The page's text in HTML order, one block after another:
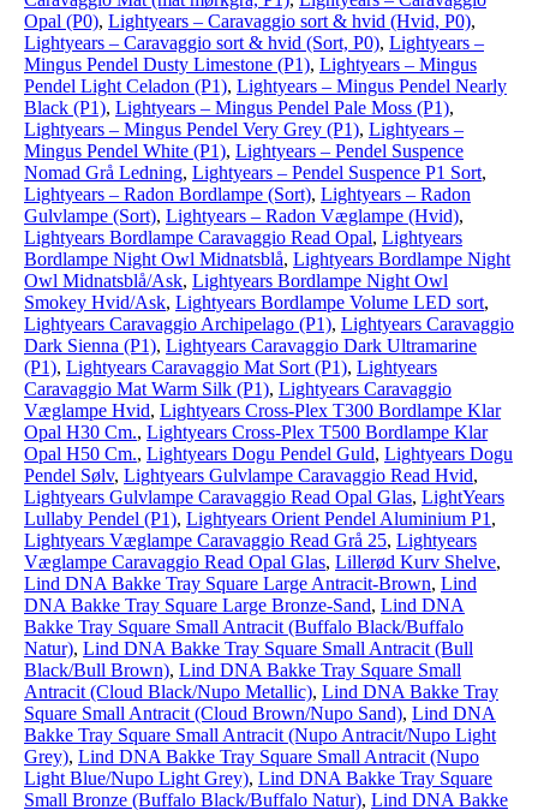
Opal (P0), Lightyears – Caravaggio sort & hvid (Hvid, P0),
Lightyears – Caravaggio sort & hvid (Sort, P0), Lightyears –
Mingus Pendel Dusty Limestone (P1), Lightyears – Mingus
Pendel Light Celadon (P1), Lightyears – Mingus Pendel Nearly
Black (P1), Lightyears – Mingus Pendel Pale Moss (P1),
Lightyears – Mingus Pendel Very Grey (P1), Lightyears –
Mingus Pendel White (P1), Lightyears – Pendel Suspence
Nomad Grå Ledning, Lightyears – Pendel Suspence P1 Sort,
Lightyears – Radon Bordlampe (Sort), Lightyears – Radon
Gulvlampe (Sort), Lightyears – Radon Væglampe (Hvid),
Lightyears Bordlampe Caravaggio Read Opal, Lightyears
Bordlampe Night Owl Midnatsblå, Lightyears Bordlampe Night
Owl Midnatsblå/Ask, Lightyears Bordlampe Night Owl
Smokey Hvid/Ask, Lightyears Bordlampe Volume LED sort,
Lightyears Caravaggio Archipelago (P1), Lightyears Caravaggio
Dark Sienna (P1), Lightyears Caravaggio Dark Ultramarine
(P1), Lightyears Caravaggio Mat Sort (P1), Lightyears
Caravaggio Mat Warm Silk (P1), Lightyears Caravaggio
Væglampe Hvid, Lightyears Cross-Plex T300 Bordlampe Klar
Opal H30 Cm., Lightyears Cross-Plex T500 Bordlampe Klar
Opal H50 Cm., Lightyears Dogu Pendel Guld, Lightyears Dogu
Pendel Sølv, Lightyears Gulvlampe Caravaggio Read Hvid,
Lightyears Gulvlampe Caravaggio Read Opal Glas, LightYears
Lullaby Pendel (P1), Lightyears Orient Pendel Aluminium P1 ,
Lightyears Væglampe Caravaggio Read Grå 25, Lightyears
Væglampe Caravaggio Read Opal Glas, Lillerød Kurv Shelve,
Lind DNA Bakke Tray Square Large Antracit-Brown, Lind
DNA Bakke Tray Square Large Bronze-Sand, Lind DNA
Bakke Tray Square Small Antracit (Buffalo Black/Buffalo
Natur), Lind DNA Bakke Tray Square Small Antracit (Bull
Black/Bull Brown), Lind DNA Bakke Tray Square Small
Antracit (Cloud Black/Nupo Metallic), Lind DNA Bakke Tray
Square Small Antracit (Cloud Brown/Nupo Sand), Lind DNA
Bakke Tray Square Small Antracit (Nupo Antracit/Nupo Light
Grey), Lind DNA Bakke Tray Square Small Antracit (Nupo
Light Blue/Nupo Light Grey), Lind DNA Bakke Tray Square
Small Bronze (Buffalo Black/Buffalo Natur), Lind DNA Bakke